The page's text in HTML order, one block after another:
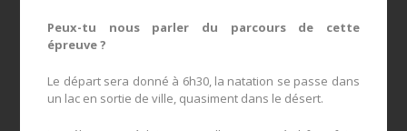
Peux-tu nous parler du parcours de cette
épreuve ?
Le départ sera donné à 6h30, la natation se passe dans
un lac en sortie de ville, quasiment dans le désert.